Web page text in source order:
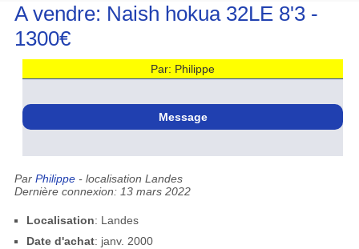
A vendre: Naish hokua 32LE 8'3 -
1300€
Par: Philippe
Message
Par Philippe- localisation Landes
Dernière connexion: 13 mars 2022
Localisation: Landes
Date d'achat: janv. 2000